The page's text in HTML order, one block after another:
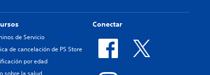
de Servicio
de cancelación de PS Store
por edad
Conectar